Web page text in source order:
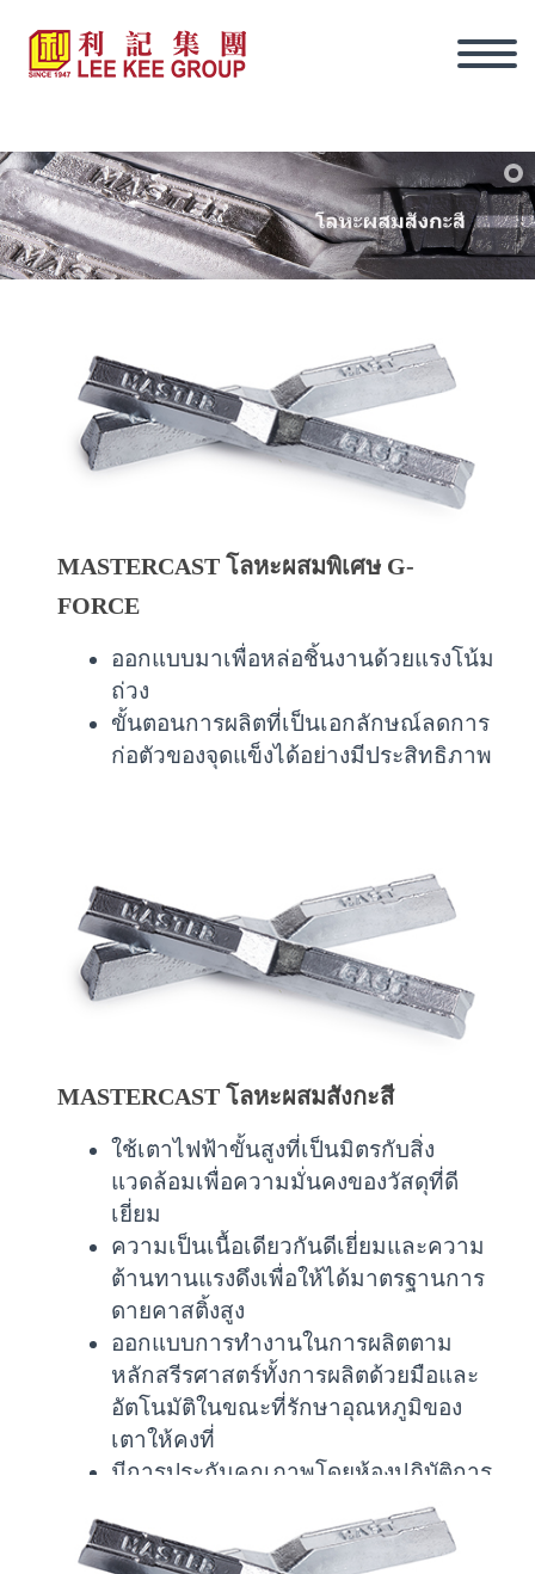
MASTERCAST โลหะผสมพิเศษ G-
FORCE
ออกแบบมาเพื่อหล่อชิ้นงานด้วยแรงโน้ม
ถ่วง
ขั้นตอนการผลิตที่เป็นเอกลักษณ์ลดการ
ก่อตัวของจุดแข็งได้อย่างมีประสิทธิภาพ
MASTERCAST โลหะผสมสังกะสี
ใช้เตาไฟฟ้าขั้นสูงที่เป็นมิตรกับสิ่ง
แวดล้อมเพื่อความมั่นคงของวัสดุที่ดี
เยี่ยม
ความเป็นเนื้อเดียวกันดีเยี่ยมและความ
ต้านทานแรงดึงเพื่อให้ได้มาตรฐานการ
ดายคาสติ้งสูง
ออกแบบการทำงานในการผลิตตาม
หลักสรีรศาสตร์ทั้งการผลิตด้วยมือและ
อัตโนมัติในขณะที่รักษาอุณหภูมิของ
เตาให้คงที่
มีการประกันคุณภาพโดยห้องปฏิบัติการ
ใช้สิทธิประโยชน์ CEPA ได้